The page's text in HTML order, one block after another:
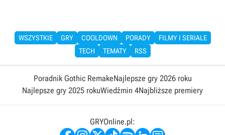
WSZYSTKIE GRY COOLDOWN PORADY
FILMY I SERIALE
TECH
TEMATY RSS
Poradnik Gothic RemakeNajlepsze gry 2026 roku
Najlepsze gry 2025 rokuWiedźmin 4Najbliższe premiery
GRYOnline.pl: